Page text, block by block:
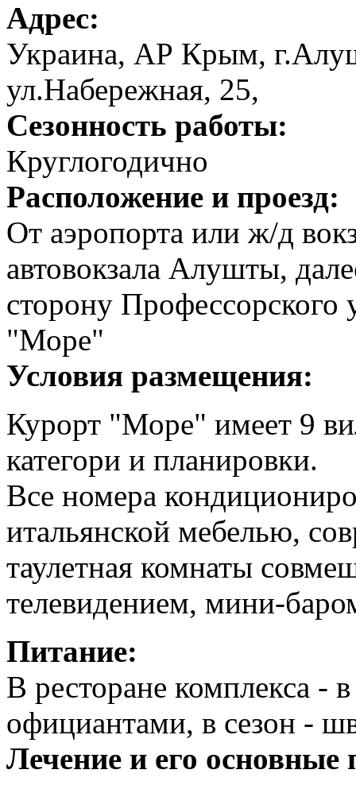
Адрес:
Украина, АР Крым,
ул.Набережная, 25,
Сезонность работы:
Круглогодично
Расположение и проезд:
От аэропорта или ж/д
автовокзала Алушты,
сторону Профессорского
"Море"
Условия размещения:
Курорт "Море" имеет 9
категори и планировки.
Все номера
итальянской мебелью,
таулетная комнаты
телевидением, мини-
Питание:
В ресторане комплекса -
официантами, в сезон -
Лечение и его